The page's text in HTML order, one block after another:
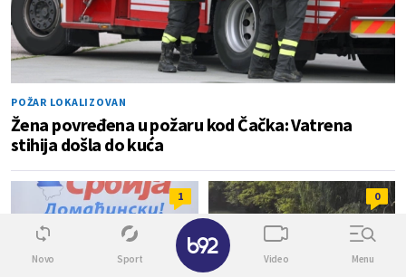
POŽAR LOKALIZOVAN
Žena povređena u požaru kod Čačka: Vatrena
stihija došla do kuća
1 0
Novo Sport Video Menu
✕